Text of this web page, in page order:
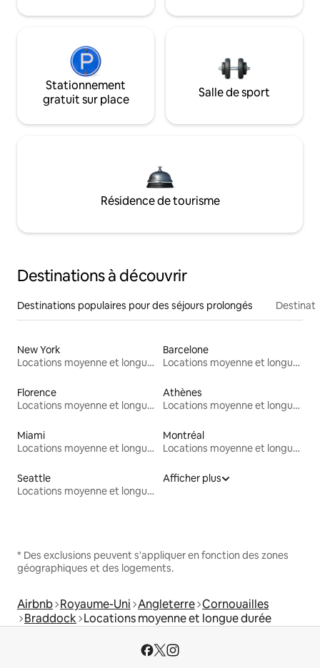
Stationnement
gratuit sur place
Salle de sport
Résidence de tourisme
Destinations à découvrir
Destinations populaires pour des séjours prolongés
New York
Locations moyenne et longue durée
Barcelone
Locations moyenne et longue durée
Florence
Locations moyenne et longue durée
Athènes
Locations moyenne et longue durée
Miami
Locations moyenne et longue durée
Montréal
Locations moyenne et longue durée
Seattle
Locations moyenne et longue durée
Afficher plus
* Des exclusions peuvent s'appliquer en fonction des zones
géographiques et des logements.
Airbnb Royaume-Uni Angleterre Cornouailles
Braddock Locations moyenne et longue durée